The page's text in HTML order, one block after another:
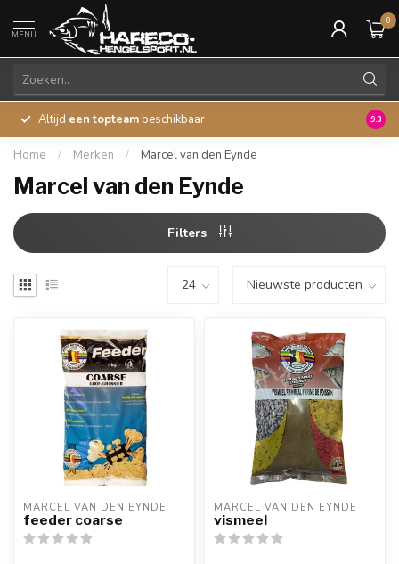
MENU
0
Altijd een topteam beschikbaar 45
9.3
Home / Merken / Marcel van den Eynde
Marcel van den Eynde
Filters
MARCEL VAN DEN EYNDE
feeder coarse
MARCEL VAN DEN EYNDE
vismeel